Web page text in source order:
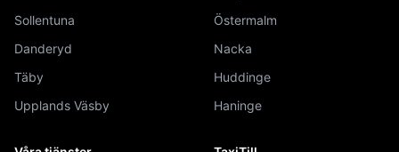
Sollentuna
Danderyd
Täby
Upplands Väsby
Östermalm
Nacka
Huddinge
Haninge